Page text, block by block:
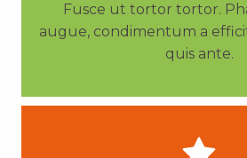
Fusce ut tortor tortor.
augue, condimentum a
quis ante.